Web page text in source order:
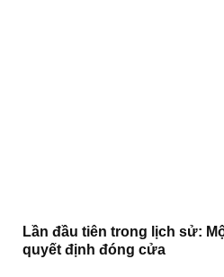
Lần đầu tiên trong lịch sử:
quyết định đóng cửa